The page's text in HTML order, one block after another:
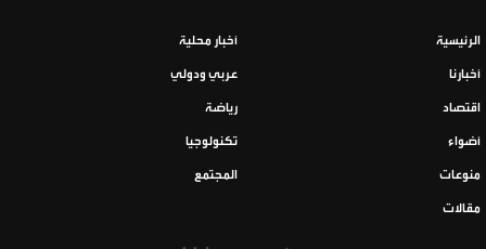
الرئيسية أخبار محلية
أخبارنا عربي ودولي
اقتصاد رياضة
أضواء تكنولوجيا
منوعات المجتمع
مقالات